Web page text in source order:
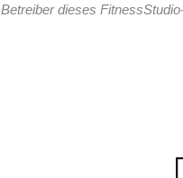
dieses